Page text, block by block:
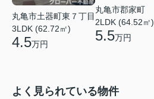
丸亀市土器町東７丁目
3LDK (62.72㎡)
4.5万円
丸亀市郡家町
2LDK (64.52㎡)
5.5万円
よく見られている物件